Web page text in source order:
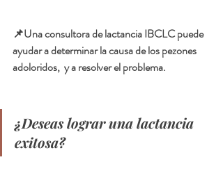
📌Una consultora de lactancia IBCLC puede
ayudar a determinar la causa de los pezones
adoloridos,  y a resolver el problema.
¿Deseas lograr una lactancia
exitosa?